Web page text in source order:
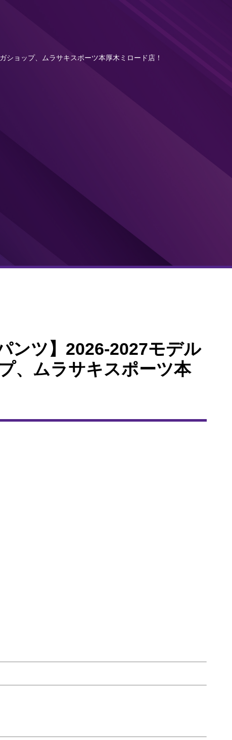
ショップ、ムラサキスポーツ本厚木ミロード店！
ンツ】2026-2027モデル
、ムラサキスポーツ本